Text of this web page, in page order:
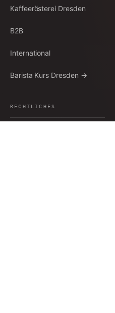
Kaffeerösterei Dresden
B2B
International
Barista Kurs Dresden →
RECHTLICHES